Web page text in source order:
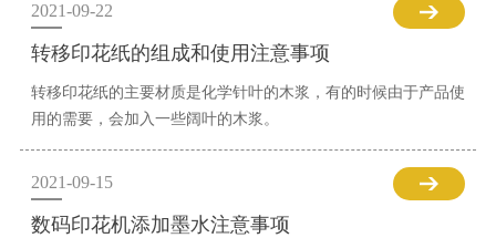
2021-09-22
转移印花纸的组成和使用注意事项
转移印花纸的主要材质是化学针叶的木浆，有的时候由于产品使
用的需要，会加入一些阔叶的木浆。
2021-09-15
数码印花机添加墨水注意事项